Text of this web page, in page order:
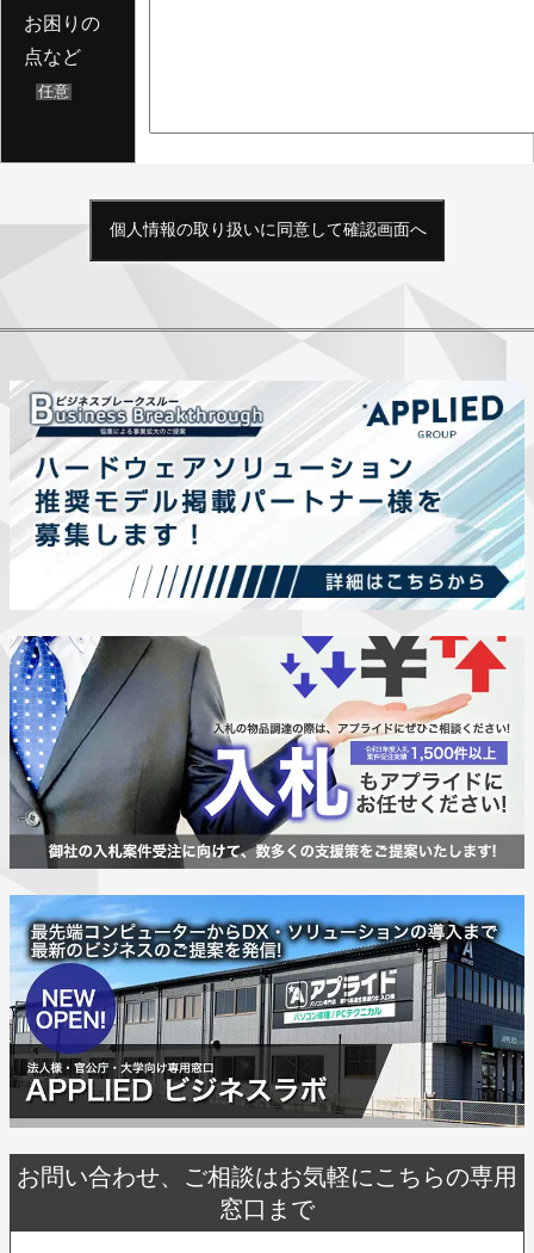
お困りの
点など
任意
お問い合わせ、ご相談はお気軽にこちらの専用
窓口まで